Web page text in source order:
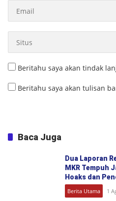
Beritahu saya akan tindak
Beritahu saya akan tulisan
Baca Juga
Dua Laporan
MKR Tempuh
Hoaks dan
Berita Utama 1